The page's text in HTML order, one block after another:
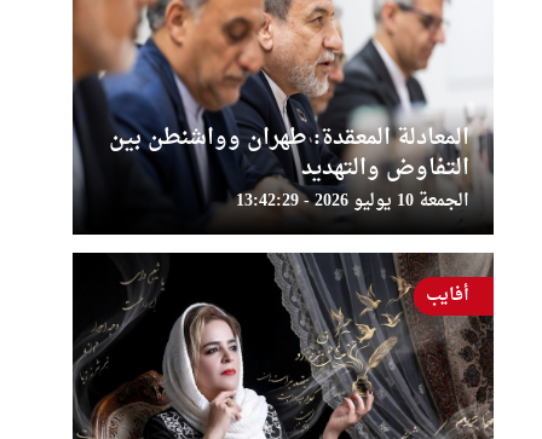
المعادلة المعقدة: طهران وواشنطن بين
التفاوض والتهديد
الجمعة 10 يوليو 2026 - 13:42:29
أفايب